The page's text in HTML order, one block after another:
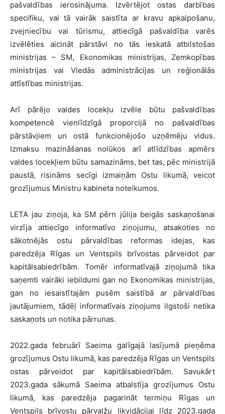
pašvaldības ierosinājuma. Izvērtējot ostas darbības
specifiku, vai tā vairāk saistīta ar kravu apkalpošanu,
zvejniecību vai tūrismu, attiecīgā pašvaldība varēs
izvēlēties aicināt pārstāvi no tās ieskatā atbilstošas
ministrijas – SM, Ekonomikas ministrijas, Zemkopības
ministrijas vai Viedās administrācijas un reģionālās
attīstības ministrijas.
Arī pārējo valdes locekļu izvēle būtu pašvaldības
kompetencē vienlīdzīgā proporcijā no pašvaldības
pārstāvjiem un ostā funkcionējošo uzņēmēju vidus.
Izmaksu mazināšanas nolūkos arī atlīdzības apmērs
valdes locekļiem būtu samazināms, bet tas, pēc ministrijā
paustā, risināms secīgi izmaiņām Ostu likumā, veicot
grozījumus Ministru kabineta noteikumos.
LETA jau ziņoja, ka SM pērn jūlija beigās saskaņošanai
virzīja attiecīgo informatīvo ziņojumu, atsakoties no
sākotnējās ostu pārvaldības reformas idejas, kas
paredzēja Rīgas un Ventspils brīvostas pārveidot par
kapitālsabiedrībām. Tomēr informatīvajā ziņojumā tika
saņemti vairāki iebildumi gan no Ekonomikas ministrijas,
gan no iesaistītajām pusēm saistībā ar pārvaldības
jautājumiem, tādēļ informatīvais ziņojums ilgstoši netika
saskaņots un notika pārrunas.
2022.gada februārī Saeima galīgajā lasījumā pieņēma
grozījumus Ostu likumā, kas paredzēja Rīgas un Ventspils
ostas pārveidot par kapitālsabiedrībām. Savukārt
2023.gada sākumā Saeima atbalstīja grozījumus Ostu
likumā, kas paredzēja pagarināt termiņu Rīgas un
Ventspils brīvostu pārvalžu likvidācijai līdz 2023.gada